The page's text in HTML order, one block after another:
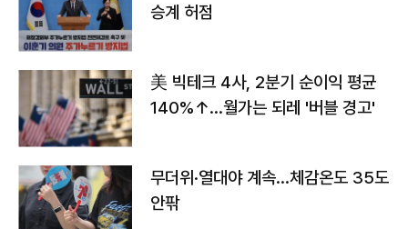
승계 허점
美 빅테크 4사, 2분기 순이익 평균
140%↑…월가는 되레 '버블 경고'
무더위·열대야 계속…체감온도 35도
안팎